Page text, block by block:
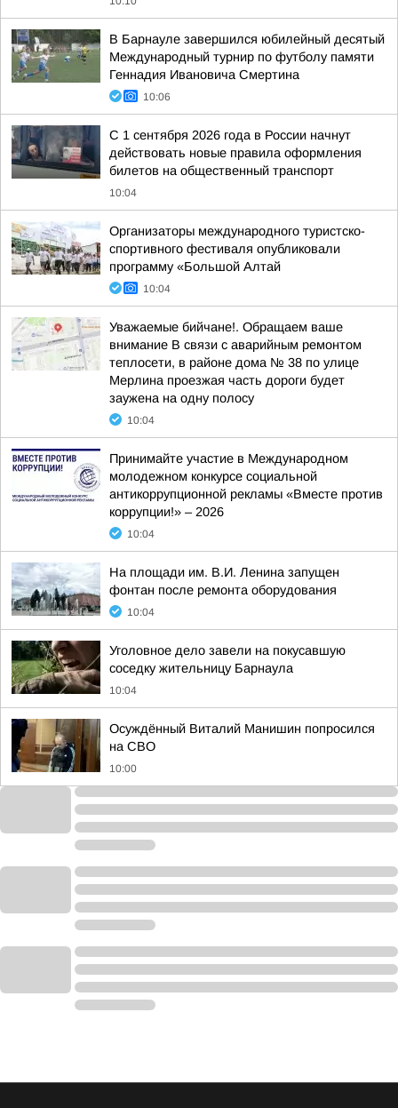
В Барнауле завершился юбилейный десятый
Международный турнир по футболу памяти
Геннадия Ивановича Смертина
10:06
С 1 сентября 2026 года в России начнут
действовать новые правила оформления
билетов на общественный транспорт
10:04
Организаторы международного туристско-
спортивного фестиваля опубликовали
программу «Большой Алтай
10:04
Уважаемые бийчане!. Обращаем ваше
внимание В связи с аварийным ремонтом
теплосети, в районе дома № 38 по улице
Мерлина проезжая часть дороги будет
заужена на одну полосу
10:04
Принимайте участие в Международном
молодежном конкурсе социальной
антикоррупционной рекламы «Вместе против
коррупции!» – 2026
10:04
На площади им. В.И. Ленина запущен
фонтан после ремонта оборудования
10:04
Уголовное дело завели на покусавшую
соседку жительницу Барнаула
10:04
Осуждённый Виталий Манишин попросился
на СВО
10:00